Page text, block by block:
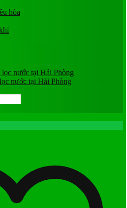
hòa
nước tại Hải Phòng
nước tại Hải Phòng